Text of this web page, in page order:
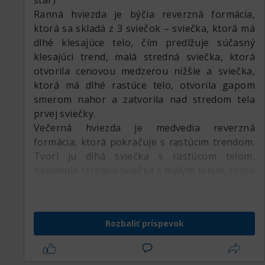
Ranná hviezda je býčia reverzná formácia,
ktorá sa skladá z 3 sviečok – sviečka, ktorá má
dlhé klesajúce telo, čím predlžuje súčasný
klesajúci trend, malá stredná sviečka, ktorá
otvorila cenovou medzerou nižšie a sviečka,
ktorá má dlhé rastúce telo, otvorila gapom
smerom nahor a zatvorila nad stredom tela
prvej sviečky.
Večerná hviezda je medvedia reverzná
formácia, ktorá pokračuje s rastúcim trendom.
Tvorí ju dlhá sviečka s rastúcom telom,
pod stredom tela prvej sviečky.
Obe formácie sa môžu vyskytnú so strednou
sviečkou ako doji sviečkou. Vo výsledku to nie
je takmer žiadny rozdiel - jediný malý je vo
Rozbaliť príspevok